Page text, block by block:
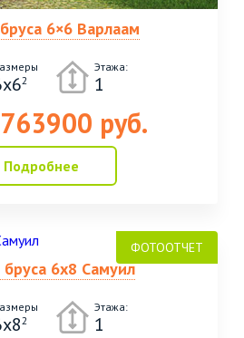
6×6 Варлаам
2
Этажа:
1
763900 руб.
Подробнее
6х8 Самуил
2
Этажа:
1